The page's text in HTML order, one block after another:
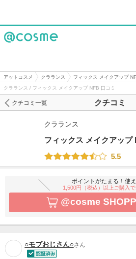
アットコスメ クラランス フィックス メイクアップ
クラランス / フィックス メイクアップ NFB 口コミ
クチコミ
クチコミ一覧
クラランス
フィックス メイクアップ
5.5
ポイントがたまる！使え
1,500円（税込）以上ご購入
@cosme
○モブおじさん○さん